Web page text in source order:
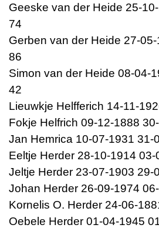
Geeske van der Heide 25-
74
Gerben van der Heide 27-
86
Simon van der Heide 08-04-
42
Lieuwkje Helfferich 14-11-
Fokje Helfrich 09-12-1888
Jan Hemrica 10-07-1931 31-
Eeltje Herder 28-10-1914
Jeltje Herder 23-07-1903 29-
Johan Herder 26-09-1974
Kornelis O. Herder 24-06-
Oebele Herder 01-04-1945